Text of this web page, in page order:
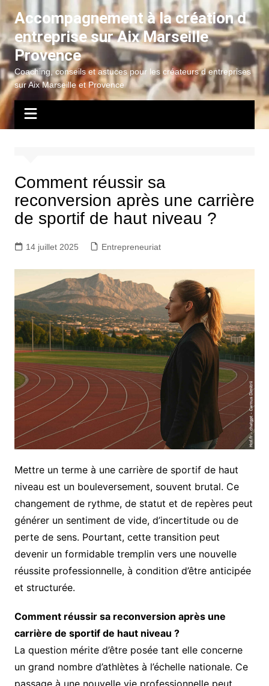
au
contenu
Accompagnement à la création d
entreprise sur Aix Marseille
Provence
Coaching, conseils et astuces pour les créateurs d entreprises
sur Aix Marseille et Provence
Comment réussir sa
reconversion après une carrière
de sportif de haut niveau ?
14 juillet 2025 Entrepreneuriat
Mettre un terme à une carrière de sportif de haut
niveau est un bouleversement, souvent brutal. Ce
changement de rythme, de statut et de repères peut
générer un sentiment de vide, d’incertitude ou de
perte de sens. Pourtant, cette transition peut
devenir un formidable tremplin vers une nouvelle
réussite professionnelle, à condition d’être anticipée
et structurée.
Comment réussir sa reconversion après une
carrière de sportif de haut niveau ?
La question mérite d’être posée tant elle concerne
un grand nombre d’athlètes à l’échelle nationale. Ce